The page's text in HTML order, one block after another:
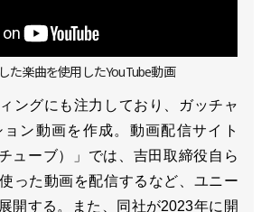
た楽曲を使用したYouTube動画
ングにも注力しており、ガッチャ
ン動画を作成。動画配信サイト
ューブ）」では、吉田取締役自ら
った動画を配信するなど、ユニー
開する。また、同社が2023年に開